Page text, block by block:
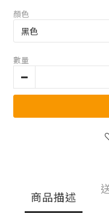
顏色
數量
商品描述